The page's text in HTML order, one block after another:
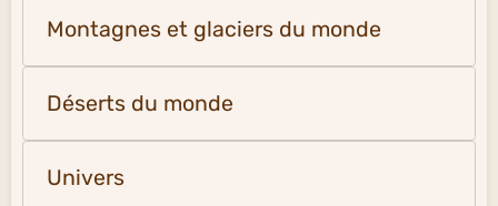
Montagnes et glaciers du monde
Déserts du monde
Univers